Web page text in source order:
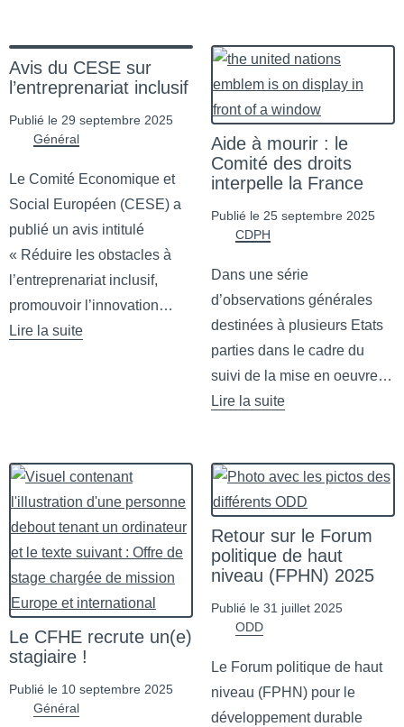
Avis du CESE sur
l’entreprenariat inclusif
Publié le 29 septembre 2025
Général
Le Comité Economique et
Social Européen (CESE) a
publié un avis intitulé
« Réduire les obstacles à
l’entreprenariat inclusif,
promouvoir l’innovation…
Lire la suite
de Avis du CESE sur l’entreprenariat inclusif
Aide à mourir : le
Comité des droits
interpelle la France
Publié le 25 septembre 2025
CDPH
Dans une série
d’observations générales
destinées à plusieurs Etats
parties dans le cadre du
suivi de la mise en oeuvre…
Lire la suite
Le CFHE recrute un(e)
stagiaire !
Publié le 10 septembre 2025
Général
Retour sur le Forum
politique de haut
niveau (FPHN) 2025
Publié le 31 juillet 2025
ODD
Le Forum politique de haut
niveau (FPHN) pour le
développement durable